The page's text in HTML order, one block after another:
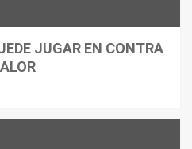
JUGAR EN CONTRA